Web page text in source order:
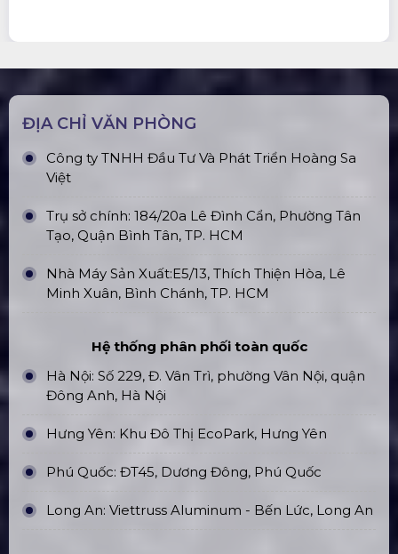
ĐỊA CHỈ VĂN PHÒNG
Công ty TNHH Đầu Tư Và Phát Triển Hoàng Sa
Việt
Trụ sở chính: 184/20a Lê Đình Cẩn, Phường Tân
Tạo, Quận Bình Tân, TP. HCM
Nhà Máy Sản Xuất:E5/13, Thích Thiện Hòa, Lê
Minh Xuân, Bình Chánh, TP. HCM
Hệ thống phân phối toàn quốc
Hà Nội: Số 229, Đ. Vân Trì, phường Vân Nội, quận
Đông Anh, Hà Nội
Hưng Yên: Khu Đô Thị EcoPark, Hưng Yên
Phú Quốc: ĐT45, Dương Đông, Phú Quốc
Long An: Viettruss Aluminum - Bến Lức, Long An